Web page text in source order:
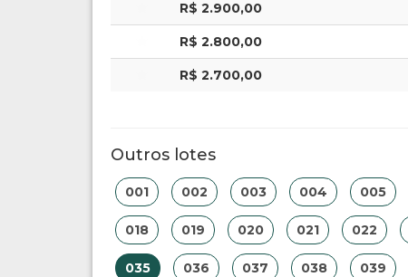
R$ 2.900,00
R$ 2.800,00
R$ 2.700,00
Outros lotes
001 002 003 004 005
018 019 020 021 022
035 036 037 038 039